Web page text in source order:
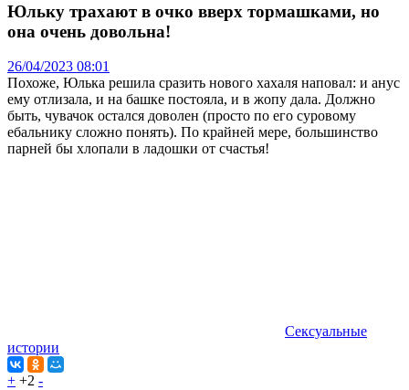
Юльку трахают в очко вверх тормашками, но
она очень довольна!
26/04/2023 08:01
Похоже, Юлька решила сразить нового хахаля наповал: и анус
ему отлизала, и на башке постояла, и в жопу дала. Должно
быть, чувачок остался доволен (просто по его суровому
ебальнику сложно понять). По крайней мере, большинство
парней бы хлопали в ладошки от счастья!
Сексуальные
истории
+ +2 -